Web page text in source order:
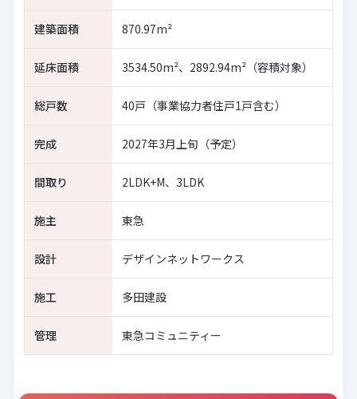
建築面積 870.97m²
延床面積 3534.50m²、2892.94m²（容積対象）
総戸数 40戸（事業協力者住戸1戸含む）
完成 2027年3月上旬（予定）
間取り 2LDK+M、3LDK
施主 東急
設計 デザインネットワークス
施工 多田建設
管理 東急コミュニティー